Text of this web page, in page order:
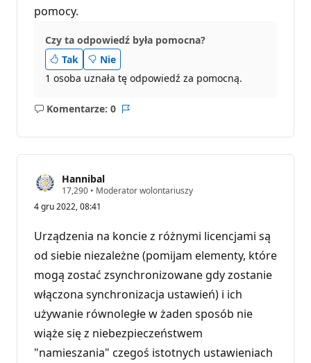
pomocy.
Czy ta odpowiedź była pomocna?
Tak
Nie
1 osoba uznała tę odpowiedź za pomocną.
Komentarze: 0
Brak
Hannibal
17,290 P
n
t
y
r
e
p
t
a
c
• Moderator wolontariuszy
4 gru 2022, 08:41
Urządzenia na koncie z różnymi licencjami są
od siebie niezależne (pomijam elementy, które
mogą zostać zsynchronizowane gdy zostanie
włączona synchronizacja ustawień) i ich
używanie równoległe w żaden sposób nie
wiąże się z niebezpieczeństwem
"namieszania" czegoś istotnych ustawieniach